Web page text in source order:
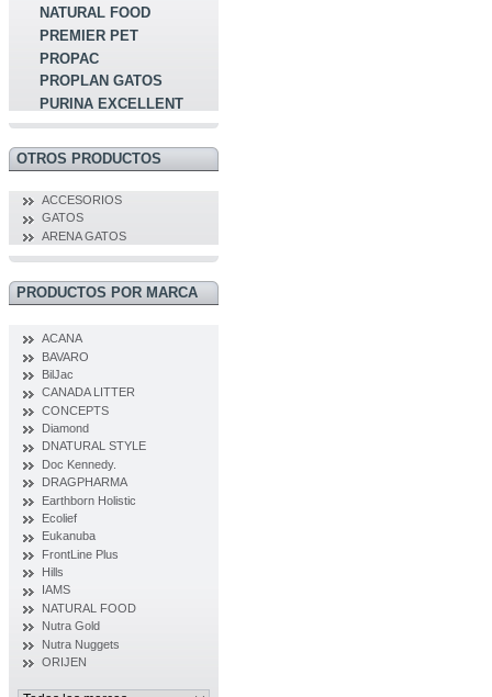
NATURAL FOOD
PREMIER PET
PROPAC
PROPLAN GATOS
PURINA EXCELLENT
OTROS PRODUCTOS
ACCESORIOS
GATOS
ARENA GATOS
PRODUCTOS POR MARCA
ACANA
BAVARO
BilJac
CANADA LITTER
CONCEPTS
Diamond
DNATURAL STYLE
Doc Kennedy.
DRAGPHARMA
Earthborn Holistic
Ecolief
Eukanuba
FrontLine Plus
Hills
IAMS
NATURAL FOOD
Nutra Gold
Nutra Nuggets
ORIJEN